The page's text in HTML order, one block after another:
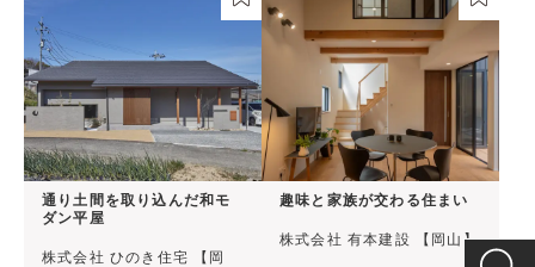
通り土間を取り込んだ和モ
ダン平屋
株式会社 ひのき住宅 【岡
趣味と家族が交わる住まい
株式会社 有本建設 【岡山】